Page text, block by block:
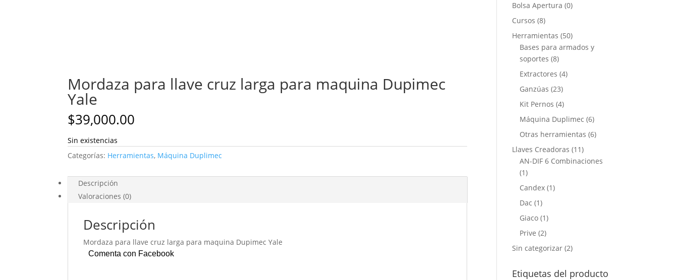
Mordaza para llave cruz larga para maquina Dupimec
Yale
$39,000.00
Sin existencias
Categorías: Herramientas, Máquina Duplimec
Descripción
Valoraciones (0)
Descripción
Mordaza para llave cruz larga para maquina Dupimec Yale
Comenta con Facebook
Bolsa Apertura (0)
Cursos (8)
Herramientas (50)
Bases para armados y
soportes (8)
Extractores (4)
Ganzúas (23)
Kit Pernos (4)
Máquina Duplimec (6)
Otras herramientas (6)
Llaves Creadoras (11)
AN-DIF 6 Combinaciones
(1)
Candex (1)
Dac (1)
Giaco (1)
Prive (2)
Sin categorizar (2)
Etiquetas del producto